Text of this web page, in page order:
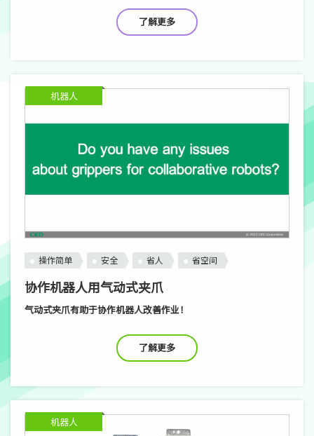
了解更多
机器人
操作简单 安全 省人 省空间
协作机器人用气动式夹爪
气动式夹爪有助于协作机器人改善作业！
了解更多
机器人